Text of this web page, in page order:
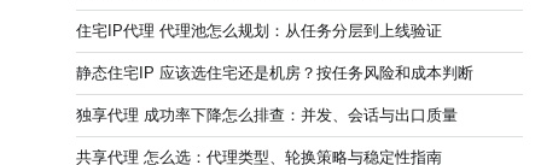
住宅IP代理 代理池怎么规划：从任务分层到上线验证
静态住宅IP 应该选住宅还是机房？按任务风险和成本判断
独享代理 成功率下降怎么排查：并发、会话与出口质量
共享代理 怎么选：代理类型、轮换策略与稳定性指南